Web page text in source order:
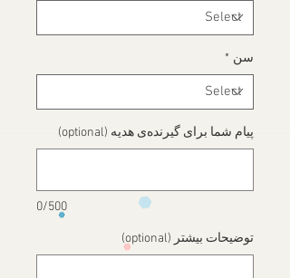
سن *
پیام شما برای گیرنده‌ی هدیه (optional)
0/500
توضیحات بیشتر (optional)